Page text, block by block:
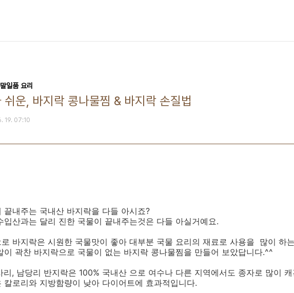
일품 요리
운, 바지락 콩나물찜 & 바지락 손질법
19. 07:10
끝내주는 국내산 바지락을 다들 아시죠?
입산과는 달리 진한 국물이 끝내주는것은 다들 아실거예요.
로 바지락은 시원한 국물맛이 좋아 대부분 국물 요리의 재료로 사용을 많이 하
이 곽찬 바지락으로 국물이 없는 바지락 콩나물찜을 만들어 보았답니다.^^
리, 남당리 반지락은 100% 국내산 으로 여수나 다른 지역에서도 종자로 많이
칼로리와 지방함량이 낮아 다이어트에 효과적입니다.